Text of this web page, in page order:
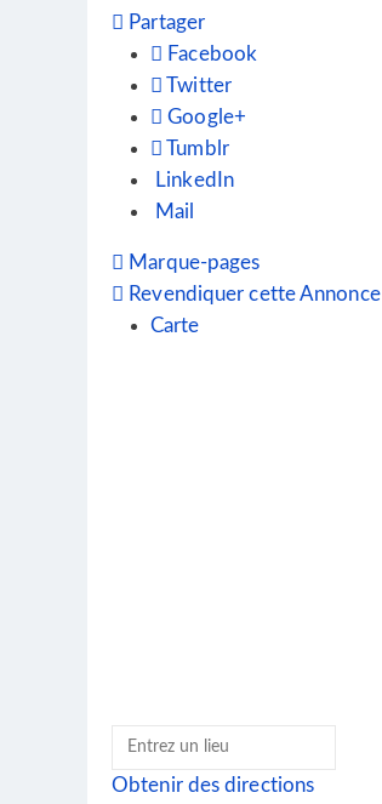
Partager
Facebook
Twitter
Google+
Tumblr
LinkedIn
Mail
Marque-pages
Revendiquer cette Annonce
Carte
Obtenir des directions